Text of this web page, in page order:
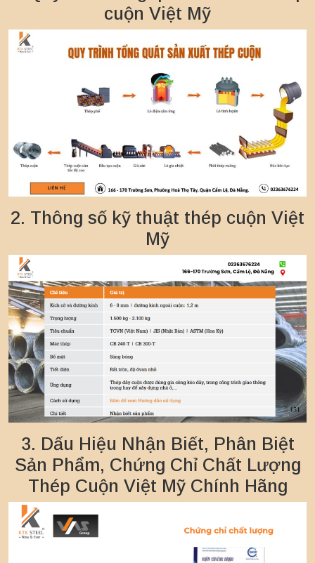
cuộn Việt Mỹ
2. Thông số kỹ thuật thép cuộn Việt
Mỹ
3. Dấu Hiệu Nhận Biết, Phân Biệt
Sản Phẩm, Chứng Chỉ Chất Lượng
Thép Cuộn Việt Mỹ Chính Hãng